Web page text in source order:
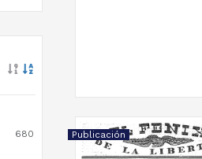
680 Publicación